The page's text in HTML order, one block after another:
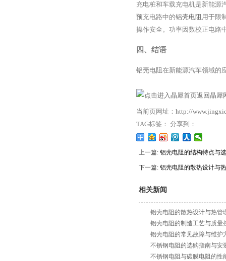
充电桩和车载充电机是新能源
预充电路中的铝壳电阻 用于限
操作安全。功率因数校正电路
四、结语
铝壳电阻在新能源汽车领域的
返回晶犀
当前页网址： http://
TAG标签： 分享到：
上一篇: 铝壳电阻的结构特点与
下一篇: 铝壳电阻的散热设计与
相关新闻
铝壳电阻的散热设计与热管
铝壳电阻的制造工艺与质量
铝壳电阻的常见故障与维护
不锈钢电阻的选购指南与安
不锈钢电阻与碳膜电阻的性